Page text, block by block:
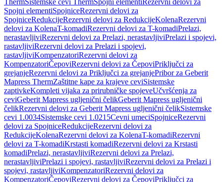
ThermSistemske cevi ThermSpojni elementi Rezervni delovi za
Spojni elementiSpojniceRezervni delovi za
SpojniceRedukcijeRezervni delovi za RedukcijeKolenaRezervni
delovi za KolenaT-komadiRezervni delovi za T-komadiPrelazi,
nerastavljiviRezervni delovi za Prelazi, nerastavljiviPrelazi i spojevi,
rastavljiviRezervni delovi za Prelazi i spojevi,
rastavljiviKompenzatoriRezervni delovi za
KompenzatoriČepoviRezervni delovi za ČepoviPriključci za
grejanjeRezervni delovi za Priključci za grejanjePribor za Geberit
Mapress ThermZaštitne kape za krajeve ceviSistemske
zaptivkeKompleti vijaka za prirubničke spojeveUčvršćenja za
ceviGeberit Mapress ugljenični čelikGeberit Mapress ugljenični
čelikRezervni delovi za Geberit Mapress ugljenični čelikSistemske
cevi 1.0034Sistemske cevi 1.0215Cevni umeciSpojniceRezervni
delovi za SpojniceRedukcijeRezervni delovi za
RedukcijeKolenaRezervni delovi za KolenaT-komadiRezervni
delovi za T-komadiKrstasti komadiRezervni delovi za Krstasti
komadiPrelazi, nerastavljiviRezervni delovi za Prelazi,
nerastavljiviPrelazi i spojevi, rastavljiviRezervni delovi za Prelazi i
spojevi, rastavljiviKompenzatoriRezervni delovi za
KompenzatoriČepoviRezervni delovi za ČepoviPriključci za